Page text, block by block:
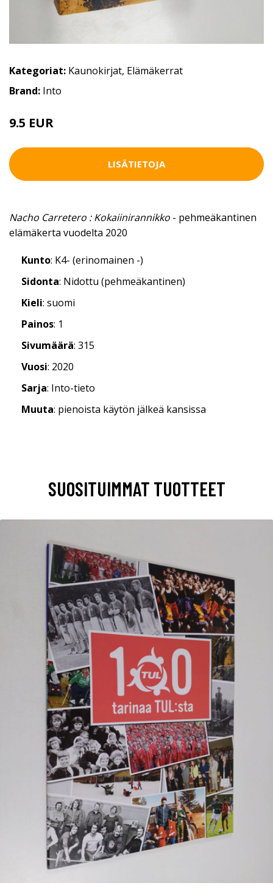
Kategoriat: Kaunokirjat, Elämäkerrat
Brand: Into
9.5 EUR
LISÄTIETOJA
Nacho Carretero : Kokaiinirannikko - pehmeäkantinen
elämäkerta vuodelta 2020
Kunto: K4- (erinomainen -)
Sidonta: Nidottu (pehmeäkantinen)
Kieli: suomi
Painos: 1
Sivumäärä: 315
Vuosi: 2020
Sarja: Into-tieto
Muuta: pienoista käytön jälkeä kansissa
SUOSITUIMMAT TUOTTEET